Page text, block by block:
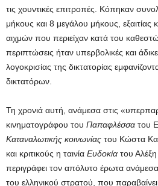
τις χουντικές επιτροπές. Κόπηκαν
μήκους και 8 μεγάλου μήκους, εξαιτίας
αιχμών που περιείχαν κατά του
περιπτώσεις ήταν υπερβολικές και
λογοκρισίας της δικτατορίας
δικτατόρων.
Τη χρονιά αυτή, ανάμεσα στις
κινηματογράφου του Παπαφλέσσα του
Καταναλωτικής κοινωνίας του Κώστα
και κριτικούς η ταινία Ευδοκία του
περιγράφει τον απόλυτο έρωτα
του ελληνικού στρατού, που